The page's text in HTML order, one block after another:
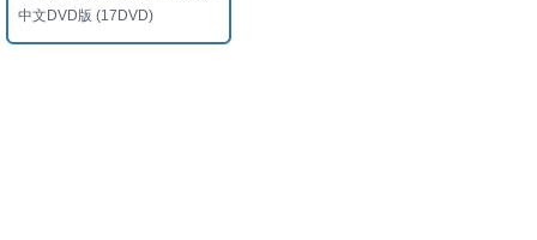
中文DVD版 (17DVD)